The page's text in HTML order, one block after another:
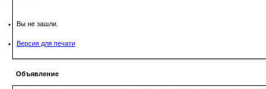
Вы не зашли.
Версия для печати
Объявление